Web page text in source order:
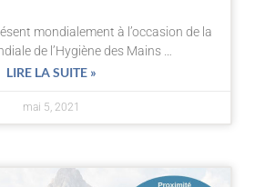
mondialement à l’occasion de la
de l’Hygiène des Mains …
LIRE LA SUITE »
mai 5, 2021